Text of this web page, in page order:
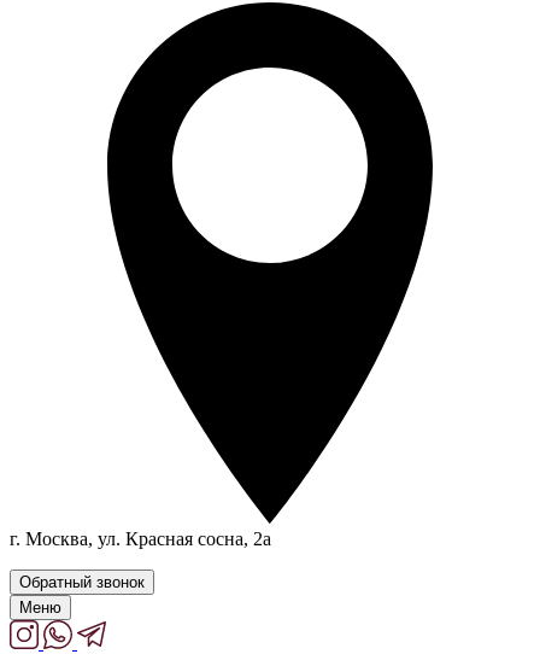
г. Москва, ул. Красная сосна, 2а
Обратный звонок
Меню